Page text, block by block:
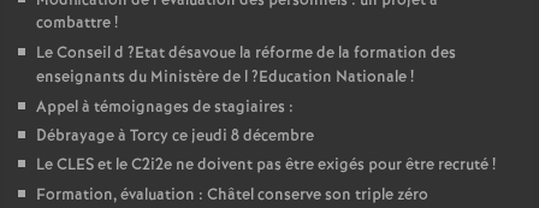
combattre!
Le Conseil d ?Etat désavoue la réforme de la formation des
enseignants du Ministère de l?Education Nationale!
Appel à témoignages de stagiaires :
Débrayage à Torcy ce jeudi 8 décembre
LeCLESet le C2i2e ne doivent pas être exigés pour être recruté!
Formation, évaluation : Châtel conserve son triple zéro